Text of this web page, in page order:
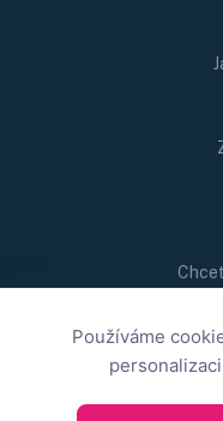
Používáme